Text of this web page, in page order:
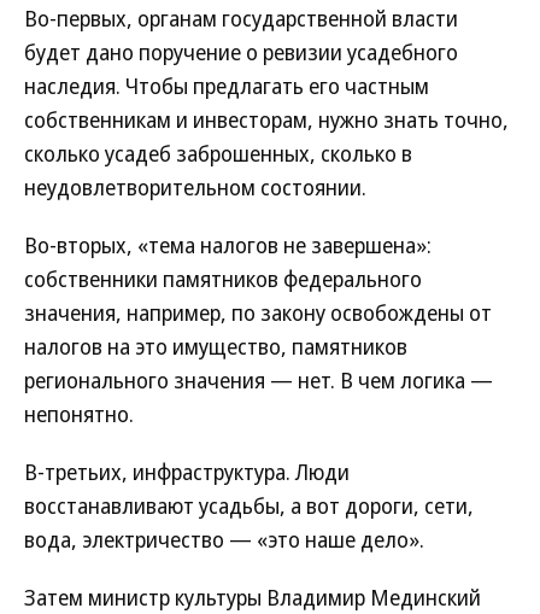
Во-первых, органам государственной власти
будет дано поручение о ревизии усадебного
наследия. Чтобы предлагать его частным
собственникам и инвесторам, нужно знать точно,
сколько усадеб заброшенных, сколько в
неудовлетворительном состоянии.
Во-вторых, «тема налогов не завершена»:
собственники памятников федерального
значения, например, по закону освобождены от
налогов на это имущество, памятников
регионального значения — нет. В чем логика —
непонятно.
В-третьих, инфраструктура. Люди
восстанавливают усадьбы, а вот дороги, сети,
вода, электричество — «это наше дело».
Затем министр культуры Владимир Мединский